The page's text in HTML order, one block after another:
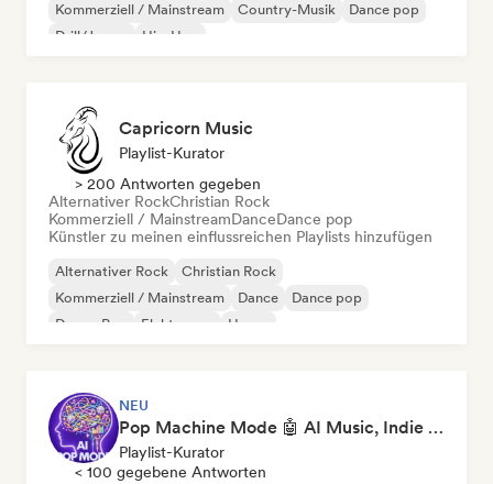
Kommerziell / Mainstream
Country-Musik
Dance pop
Drill/Jersey
Hip-Hop
Capricorn Music
Playlist-Kurator
> 200 Antworten gegeben
Alternativer RockChristian Rock
Kommerziell / MainstreamDanceDance pop
Künstler zu meinen einflussreichen Playlists hinzufügen
Alternativer Rock
Christian Rock
Kommerziell / Mainstream
Dance
Dance pop
Dream Pop
Elektropop House
NEU
Pop Machine Mode 🤖 AI Music, Indie Pop & Dream Pop
Playlist-Kurator
< 100 gegebene Antworten